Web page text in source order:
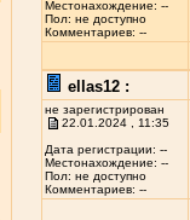
Местонахождение: --
Пол: не доступно
Комментариев: --
ellas12 :
не зарегистрирован
22.01.2024 , 11:35
Дата регистрации: --
Местонахождение: --
Пол: не доступно
Комментариев: --